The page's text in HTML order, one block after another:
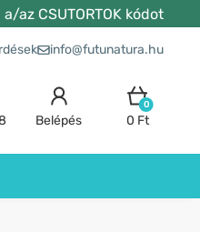
a/az CSUTORTOKkódot
info@futunatura.hu
Belépés
0
0 Ft